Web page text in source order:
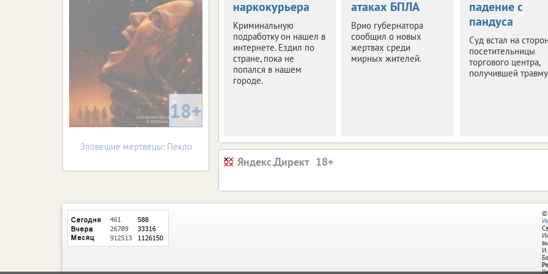
наркокурьера
Криминальную
подработку он нашел в
интернете. Ездил по
стране, пока не
попался в нашем
городе.
атаках БПЛА
Врио губернатора
сообщил о новых
жертвах среди
мирных жителей.
падение с
пандуса
Суд встал на
посетительницы
торгового центра,
получившей
Яндекс.Директ
18+
Зловещие мертвецы: Пекло